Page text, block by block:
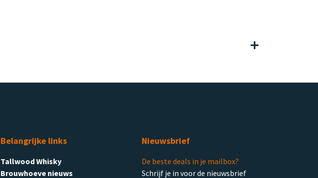
Belangrijke links
Tallwood Whisky
Brouwhoeve nieuws
Nieuwsbrief
De beste deals in je mailbox?
Schrijf je in voor de nieuwsbrief